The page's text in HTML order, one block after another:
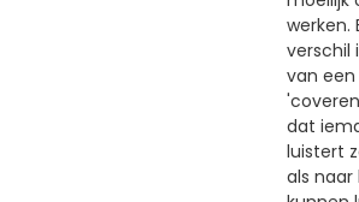
werken.
verschil
van
dat
luistert
als naar